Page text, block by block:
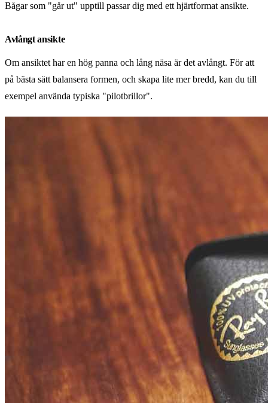
Bågar som "går ut" upptill passar dig med ett hjärtformat ansikte.
Avlångt ansikte
Om ansiktet har en hög panna och lång näsa är det avlångt. För att
på bästa sätt balansera formen, och skapa lite mer bredd, kan du till
exempel använda typiska "pilotbrillor".